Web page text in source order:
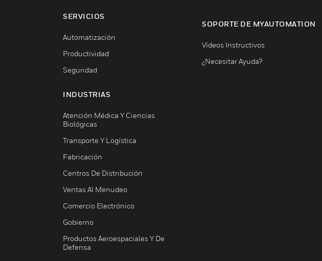
SERVICIOS
Automatización
Productividad
Seguridad
INDUSTRIAS
Atención Médica Y Ciencias
Biológicas
Transporte Y Logística
Fabricación
Centros De Distribución
Ventas Al Menudeo
Comercio Electrónico
Gobierno
Productos Aeroespaciales Y De
Defensa
SOPORTE DE MYAUTOMATION
Vídeos Instructivos
¿Necesitar Ayuda?